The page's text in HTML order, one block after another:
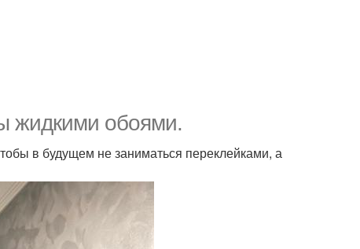
жидкими обоями.
в будущем не заниматься переклейками, а